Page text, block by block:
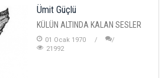
Ümit Güçlü
KÜLÜN ALTINDA KALAN SESLER
01 Ocak 1970
21992